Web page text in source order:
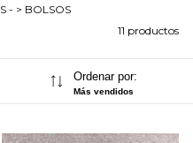
- > BOLSOS
11 productos
Ordenar por:
Más vendidos